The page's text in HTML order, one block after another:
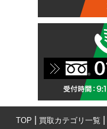
TOP 買取カテゴリ一覧